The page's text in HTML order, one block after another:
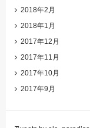
2018年2月
2018年1月
2017年12月
2017年11月
2017年10月
2017年9月